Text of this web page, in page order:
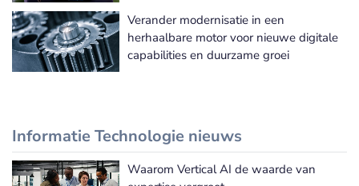
Verander modernisatie in een
herhaalbare motor voor nieuwe digitale
capabilities en duurzame groei
Informatie Technologie nieuws
Waarom Vertical AI de waarde van